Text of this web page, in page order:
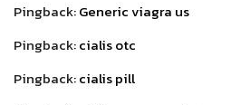
Pingback:Generic viagra us
Pingback:cialis otc
Pingback:cialis pill